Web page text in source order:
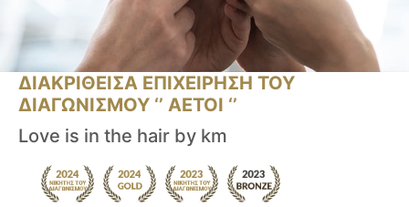
ΔΙΑΚΡΙΘΕΙΣΑ ΕΠΙΧΕΙΡΗΣΗ ΤΟΥ
ΔΙΑΓΩΝΙΣΜΟΥ ‘’ ΑΕΤΟΙ ‘’
Love is in the hair by km